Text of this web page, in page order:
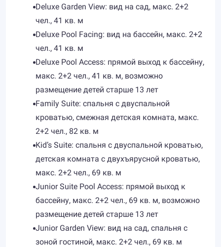
Deluxe Garden View: вид на сад, макс. 2+2
чел., 41 кв. м
Deluxe Pool Facing: вид на бассейн, макс. 2+2
чел., 41 кв. м
Deluxe Pool Access: прямой выход к бассейну,
макс. 2+2 чел., 41 кв. м, возможно
размещение детей старше 13 лет
Family Suite: спальня с двуспальной
кроватью, смежная детская комната, макс.
2+2 чел., 82 кв. м
Kid’s Suite: спальня с двуспальной кроватью,
детская комната с двухъярусной кроватью,
макс. 2+2 чел., 69 кв. м
Junior Suite Pool Access: прямой выход к
бассейну, макс. 2+2 чел., 69 кв. м, возможно
размещение детей старше 13 лет
Junior Garden View: вид на сад, спальня с
зоной гостиной, макс. 2+2 чел., 69 кв. м